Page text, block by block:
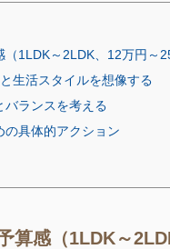
（1LDK～2LDK、12万円～
生活スタイルを想像する
バランスを考える
の具体的アクション
算感（1LDK～